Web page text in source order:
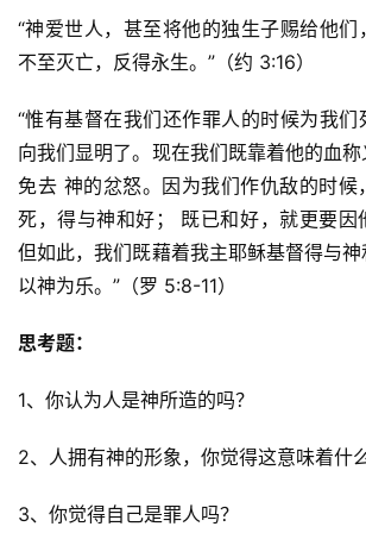
我
们
“神爱世人，甚至将他的独生子赐给他们
不至灭亡，反得永生。”（约 3:16）
“惟有基督在我们还作罪人的时候为我
向我们显明了。现在我们既靠着他的血
免去 神的忿怒。因为我们作仇敌的时候
死，得与神和好； 既已和好，就更要因
但如此，我们既藉着我主耶稣基督得与
以神为乐。”（罗 5:8-11）
思考题：
1、你认为人是神所造的吗？
2、人拥有神的形象，你觉得这意味着什
3、你觉得自己是罪人吗？